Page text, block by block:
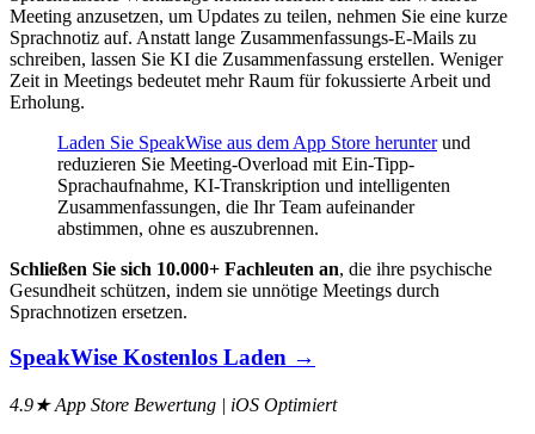
Meeting anzusetzen, um Updates zu teilen, nehmen Sie eine kurze
Sprachnotiz auf. Anstatt lange Zusammenfassungs-E-Mails zu
schreiben, lassen Sie KI die Zusammenfassung erstellen. Weniger
Zeit in Meetings bedeutet mehr Raum für fokussierte Arbeit und
Erholung.
Laden Sie SpeakWise aus dem App Store herunterund
reduzieren Sie Meeting-Overload mit Ein-Tipp-
Sprachaufnahme, KI-Transkription und intelligenten
Zusammenfassungen, die Ihr Team aufeinander
abstimmen, ohne es auszubrennen.
Schließen Sie sich 10.000+ Fachleuten an, die ihre psychische
Gesundheit schützen, indem sie unnötige Meetings durch
Sprachnotizen ersetzen.
SpeakWise Kostenlos Laden →
4.9★ App Store Bewertung | iOS Optimiert